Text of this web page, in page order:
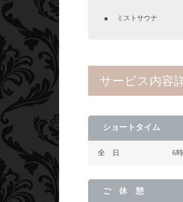
サービス内容
ショートタイム
全 日 6
ご 休 憩
ミストサウナ